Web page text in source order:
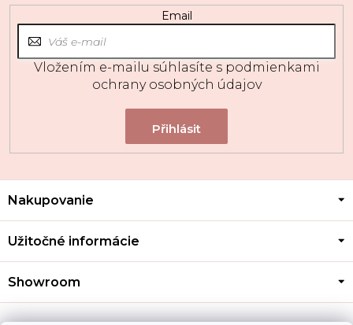
Email
Vložením e-mailu súhlasíte s podmienkami
ochrany osobných údajov
Z
p
t
Nakupovanie
Užitočné informácie
Showroom